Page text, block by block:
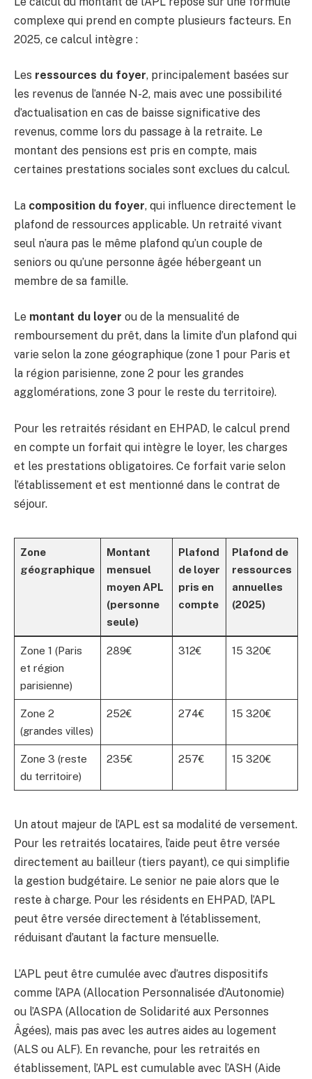
complexe qui prend en compte plusieurs facteurs. En
2025, ce calcul intègre :
Les ressources du foyer, principalement basées sur
les revenus de l’année N-2, mais avec une possibilité
d’actualisation en cas de baisse significative des
revenus, comme lors du passage à la retraite. Le
montant des pensions est pris en compte, mais
certaines prestations sociales sont exclues du calcul.
La composition du foyer, qui influence directement le
plafond de ressources applicable. Un retraité vivant
seul n’aura pas le même plafond qu’un couple de
seniors ou qu’une personne âgée hébergeant un
membre de sa famille.
Le montant du loyer ou de la mensualité de
remboursement du prêt, dans la limite d’un plafond qui
varie selon la zone géographique (zone 1 pour Paris et
la région parisienne, zone 2 pour les grandes
agglomérations, zone 3 pour le reste du territoire).
Pour les retraités résidant en EHPAD, le calcul prend
en compte un forfait qui intègre le loyer, les charges
et les prestations obligatoires. Ce forfait varie selon
l’établissement et est mentionné dans le contrat de
séjour.
Zone
géographique
Montant
mensuel
moyen APL
(personne
seule)
Plafond
de loyer
pris en
compte
Plafond de
ressources
annuelles
(2025)
Zone 1 (Paris
et région
parisienne)
289€ 312€ 15 320€
Zone 2
(grandes villes)
252€ 274€ 15 320€
Zone 3 (reste
du territoire)
235€ 257€ 15 320€
Un atout majeur de l’APL est sa modalité de versement.
Pour les retraités locataires, l’aide peut être versée
directement au bailleur (tiers payant), ce qui simplifie
la gestion budgétaire. Le senior ne paie alors que le
reste à charge. Pour les résidents en EHPAD, l’APL
peut être versée directement à l’établissement,
réduisant d’autant la facture mensuelle.
L’APL peut être cumulée avec d’autres dispositifs
comme l’APA (Allocation Personnalisée d’Autonomie)
ou l’ASPA (Allocation de Solidarité aux Personnes
Âgées), mais pas avec les autres aides au logement
(ALS ou ALF). En revanche, pour les retraités en
établissement, l’APL est cumulable avec l’ASH (Aide